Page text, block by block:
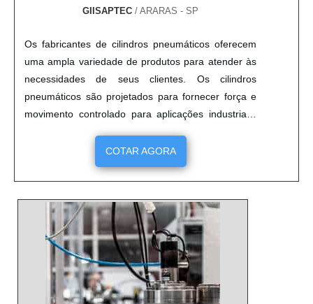
GIISAPTEC / ARARAS - SP
Os fabricantes de cilindros pneumáticos oferecem
uma ampla variedade de produtos para atender às
necessidades de seus clientes. Os cilindros
pneumáticos são projetados para fornecer força e
movimento controlado para aplicações industriais,
como máquinas de embalagem, máquinas de corte,
máquinas de solda e muito mais. Os fabricantes de
cilindros pneumáticos oferecem produtos de alta
qualidade, durabilidade e resistência, além de
serviços de suporte técnico para garantir que os
clientes obtenham o melhor desempenho de seus
produtos.
COTAR AGORA